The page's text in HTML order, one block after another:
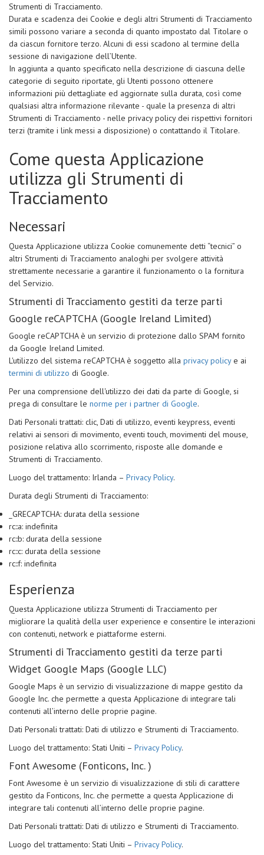
Strumenti di Tracciamento.
Durata e scadenza dei Cookie e degli altri Strumenti di Tracciamento
simili possono variare a seconda di quanto impostato dal Titolare o
da ciascun fornitore terzo. Alcuni di essi scadono al termine della
sessione di navigazione dell’Utente.
In aggiunta a quanto specificato nella descrizione di ciascuna delle
categorie di seguito riportate, gli Utenti possono ottenere
informazioni più dettagliate ed aggiornate sulla durata, così come
qualsiasi altra informazione rilevante - quale la presenza di altri
Strumenti di Tracciamento - nelle privacy policy dei rispettivi fornitori
terzi (tramite i link messi a disposizione) o contattando il Titolare.
Come questa Applicazione
utilizza gli Strumenti di
Tracciamento
Necessari
Questa Applicazione utilizza Cookie comunemente detti “tecnici” o
altri Strumenti di Tracciamento analoghi per svolgere attività
strettamente necessarie a garantire il funzionamento o la fornitura
del Servizio.
Strumenti di Tracciamento gestiti da terze parti
Google reCAPTCHA (Google Ireland Limited)
Google reCAPTCHA è un servizio di protezione dallo SPAM fornito
da Google Ireland Limited.
L'utilizzo del sistema reCAPTCHA è soggetto alla privacy policye ai
termini di utilizzo di Google.
Per una comprensione dell'utilizzo dei dati da parte di Google, si
prega di consultare le norme per i partner di Google.
Dati Personali trattati: clic, Dati di utilizzo, eventi keypress, eventi
relativi ai sensori di movimento, eventi touch, movimenti del mouse,
posizione relativa allo scorrimento, risposte alle domande e
Strumenti di Tracciamento.
Luogo del trattamento: Irlanda – Privacy Policy.
Durata degli Strumenti di Tracciamento:
_GRECAPTCHA: durata della sessione
rc::a: indefinita
rc::b: durata della sessione
rc::c: durata della sessione
rc::f: indefinita
Esperienza
Questa Applicazione utilizza Strumenti di Tracciamento per
migliorare la qualità della user experience e consentire le interazioni
con contenuti, network e piattaforme esterni.
Strumenti di Tracciamento gestiti da terze parti
Widget Google Maps (Google LLC)
Google Maps è un servizio di visualizzazione di mappe gestito da
Google Inc. che permette a questa Applicazione di integrare tali
contenuti all’interno delle proprie pagine.
Dati Personali trattati: Dati di utilizzo e Strumenti di Tracciamento.
Luogo del trattamento: Stati Uniti – Privacy Policy.
Font Awesome (Fonticons, Inc. )
Font Awesome è un servizio di visualizzazione di stili di carattere
gestito da Fonticons, Inc. che permette a questa Applicazione di
integrare tali contenuti all’interno delle proprie pagine.
Dati Personali trattati: Dati di utilizzo e Strumenti di Tracciamento.
Luogo del trattamento: Stati Uniti – Privacy Policy.